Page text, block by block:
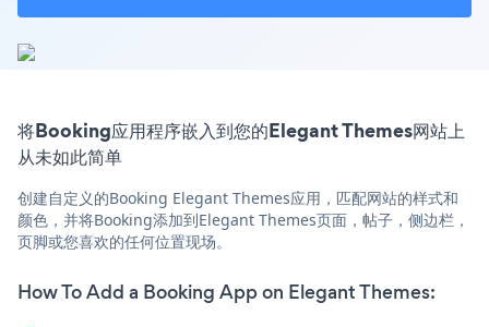
将Booking应用程序嵌入到您的Elegant Themes网站上
从未如此简单
创建自定义的Booking Elegant Themes应用，匹配网站的样式和
颜色，并将Booking添加到Elegant Themes页面，帖子，侧边栏，
页脚或您喜欢的任何位置现场。
How To Add a Booking App on Elegant Themes: